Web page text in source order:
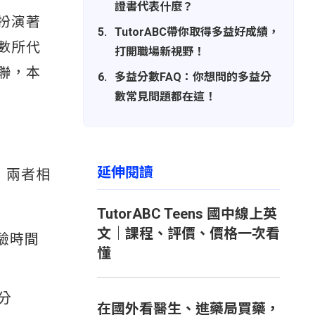
演著
所代
，本
兩者相
時間
證書代表什麼？
TutorABC帶你取得多益好成績，
打開職場新視野！
多益分數FAQ：你想問的多益分
數常見問題都在這！
延伸閱讀
TutorABC Teens 國中線上英
文｜課程、評價、價格一次看
懂
在國外看醫生、進藥局買藥，